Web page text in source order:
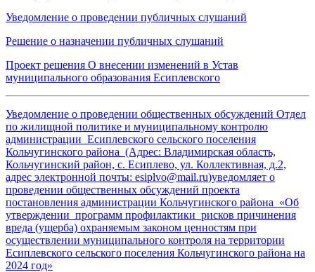
Уведомление о проведении публичных слушаний
Решение о назначении публичных слушаний
Проект решения О внесении изменений в Устав
муниципального образования Есиплевского
Уведомление о проведении общественных обсуждений Отдел
по жилищной политике и муниципальному контролю
администрации Есиплевского сельского поселения
Кольчугинского района (Адрес: Владимирская область,
Кольчугинский район, с. Есиплево, ул. Коллективная, д.2,
адрес электронной почты: esiplvo@mail.ru)уведомляет о
проведении общественных обсуждений проекта
постановления администрации Кольчугинского района «Об
утверждении программ профилактики рисков причинения
вреда (ущерба) охраняемым законом ценностям при
осуществлении муниципального контроля на территории
Есиплевского сельского поселения Кольчугинского района на
2024 год»